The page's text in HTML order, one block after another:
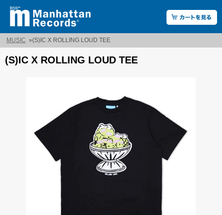
MUSIC »(S)IC X ROLLING LOUD TEE
(S)IC X ROLLING LOUD TEE